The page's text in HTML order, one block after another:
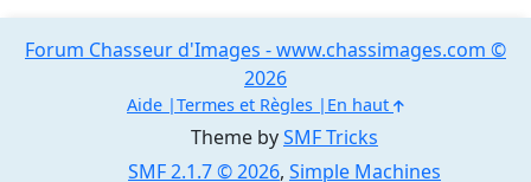
Theme bySMF Tricks
SMF 2.1.7 © 2026, Simple Machines
Forum Chasseur d'Images - www.chassimages.com ©
2026
Aide Termes et Règles En haut